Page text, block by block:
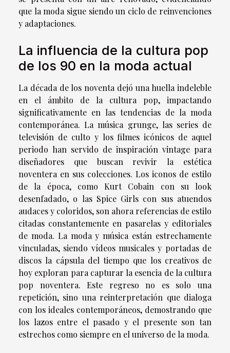
que la moda sigue siendo un ciclo de reinvenciones
y adaptaciones.
La influencia de la cultura pop
de los 90 en la moda actual
La década de los noventa dejó una huella indeleble
en el ámbito de la cultura pop, impactando
significativamente en las tendencias de la moda
contemporánea. La música grunge, las series de
televisión de culto y los filmes icónicos de aquel
periodo han servido de inspiración vintage para
diseñadores que buscan revivir la estética
noventera en sus colecciones. Los iconos de estilo
de la época, como Kurt Cobain con su look
desenfadado, o las Spice Girls con sus atuendos
audaces y coloridos, son ahora referencias de estilo
citadas constantemente en pasarelas y editoriales
de moda. La moda y música están estrechamente
vinculadas, siendo vídeos musicales y portadas de
discos la cápsula del tiempo que los creativos de
hoy exploran para capturar la esencia de la cultura
pop noventera. Este regreso no es solo una
repetición, sino una reinterpretación que dialoga
con los ideales contemporáneos, demostrando que
los lazos entre el pasado y el presente son tan
estrechos como siempre en el universo de la moda.